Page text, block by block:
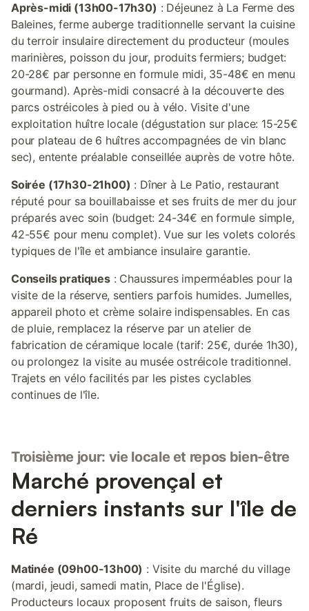
Après-midi (13h00-17h30) : Déjeunez à La Ferme des
Baleines, ferme auberge traditionnelle servant la cuisine
du terroir insulaire directement du producteur (moules
marinières, poisson du jour, produits fermiers; budget:
20-28€ par personne en formule midi, 35-48€ en menu
gourmand). Après-midi consacré à la découverte des
parcs ostréicoles à pied ou à vélo. Visite d'une
exploitation huître locale (dégustation sur place: 15-25€
pour plateau de 6 huîtres accompagnées de vin blanc
sec), entente préalable conseillée auprès de votre hôte.
Soirée (17h30-21h00) : Dîner à Le Patio, restaurant
réputé pour sa bouillabaisse et ses fruits de mer du jour
préparés avec soin (budget: 24-34€ en formule simple,
42-55€ pour menu complet). Vue sur les volets colorés
typiques de l'île et ambiance insulaire garantie.
Conseils pratiques: Chaussures imperméables pour la
visite de la réserve, sentiers parfois humides. Jumelles,
appareil photo et crème solaire indispensables. En cas
de pluie, remplacez la réserve par un atelier de
fabrication de céramique locale (tarif: 25€, durée 1h30),
ou prolongez la visite au musée ostréicole traditionnel.
Trajets en vélo facilités par les pistes cyclables
continues de l'île.
Troisième jour: vie locale et repos bien-être
Marché provençal et
derniers instants sur l'île de
Ré
Matinée (09h00-13h00) : Visite du marché du village
(mardi, jeudi, samedi matin, Place de l'Église).
Producteurs locaux proposent fruits de saison, fleurs